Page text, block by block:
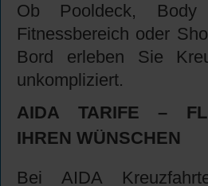
Ob Pooldeck,
Fitnessbereich oder
Bord erleben Sie
unkompliziert.
AIDA TARIFE –
IHREN WÜNSCHEN
Bei AIDA